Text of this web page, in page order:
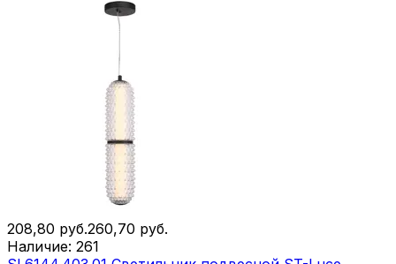
208,80 руб.260,70 руб.
Наличие: 261